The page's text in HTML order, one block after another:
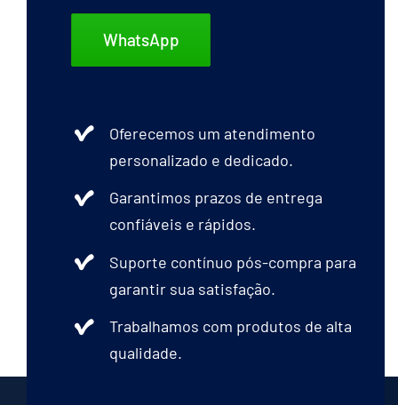
WhatsApp
Oferecemos um atendimento
personalizado e dedicado.
Garantimos prazos de entrega
confiáveis e rápidos.
Suporte contínuo pós-compra para
garantir sua satisfação.
Trabalhamos com produtos de alta
qualidade.